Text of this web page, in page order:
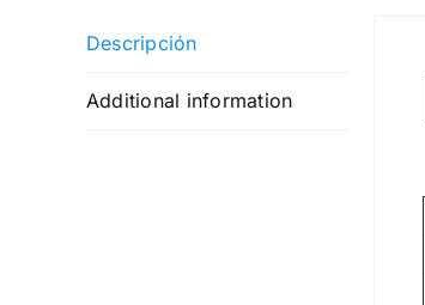
Descripción
Additional information